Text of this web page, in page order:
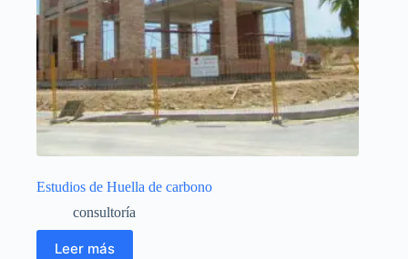
Estudios de Huella de carbono
consultoría
Leer más